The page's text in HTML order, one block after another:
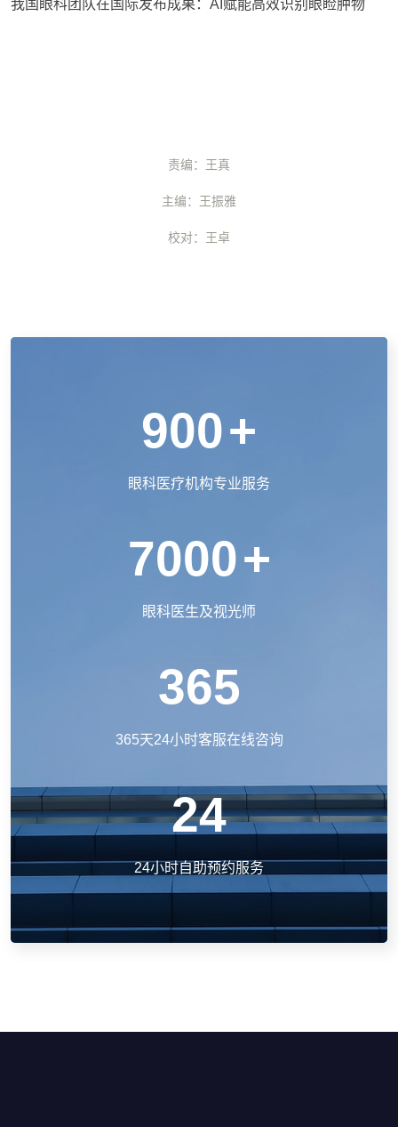
我国眼科团队在国际发布成果：AI赋能高效识别眼睑肿物
责编：王真
主编：王振雅
校对：王卓
900+
眼科医疗机构专业服务
7000+
眼科医生及视光师
365
365天24小时客服在线咨询
24
24小时自助预约服务